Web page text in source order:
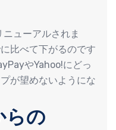
ューアルされま
比べて下がるのです
やYahoo!にどっ
が望めないようにな
らの